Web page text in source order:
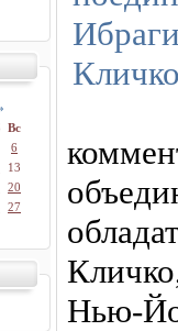
Вс
6
13
20
27
Нью-